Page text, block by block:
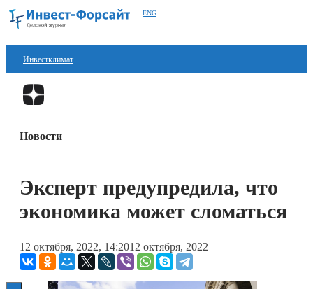
ENG
Инвестклимат
Финансы
Блокчейн
Книги
Новости
Эксперт предупредила, что
экономика может сломаться
12 октября, 2022, 14:2012 октября, 2022